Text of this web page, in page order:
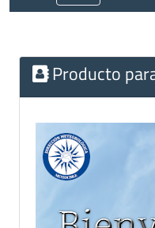
Producto